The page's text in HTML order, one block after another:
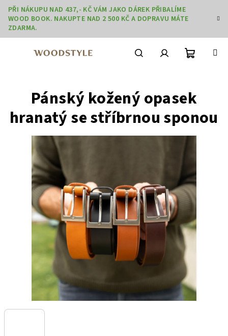
Přejít
obsah
PŘI NÁKUPU NAD 437,- KČ VÁM JAKO DÁREK PŘIBALÍME
WOOD BOOK. NAKUPTE NAD 2 500 KČ A DOPRAVU MÁTE
ZDARMA.
košík
Pánský kožený opasek
hranatý se stříbrnou sponou